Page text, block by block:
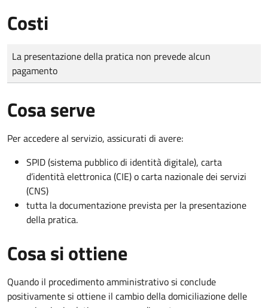
Costi
Tipo di pagamento
Importo
La presentazione della pratica non prevede alcun
pagamento
Cosa serve
Per accedere al servizio, assicurati di avere:
SPID (sistema pubblico di identità digitale), carta
d’identità elettronica (CIE) o carta nazionale dei servizi
(CNS)
tutta la documentazione prevista per la presentazione
della pratica.
Cosa si ottiene
Quando il procedimento amministrativo si conclude
positivamente si ottiene il cambio della domiciliazione delle